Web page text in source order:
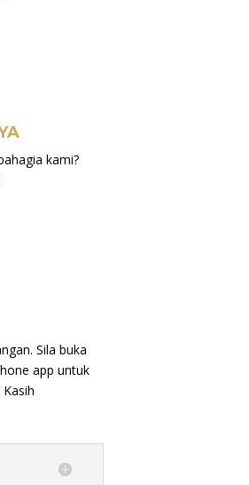
kami?
Sila buka
app untuk